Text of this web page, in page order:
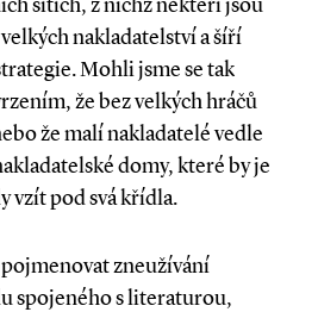
nakladatelství a šíří
Mohli jsme se tak
že bez velkých hráčů
že malí nakladatelé vedle
domy, které by je
vzít pod svá křídla.
zneužívání
spojeného s literaturou,